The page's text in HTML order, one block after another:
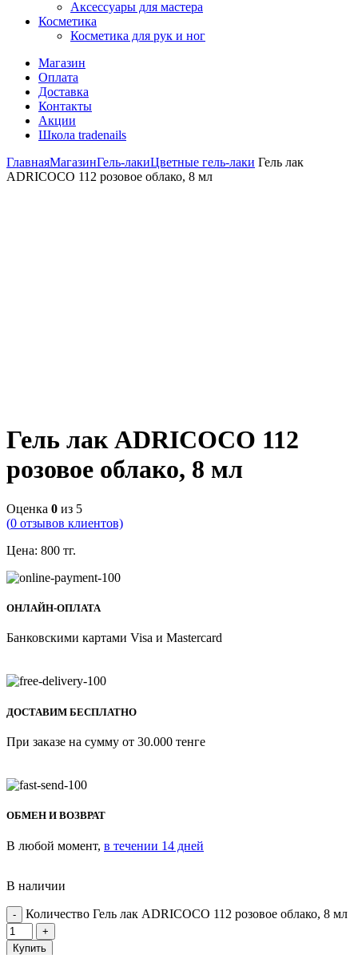
Аксессуары для мастера
Косметика
Косметика для рук и ног
Магазин
Оплата
Доставка
Контакты
Акции
Школа tradenails
ГлавнаяМагазинГель-лакиЦветные гель-лаки Гель лак
ADRICOCO 112 розовое облако, 8 мл
Гель лак ADRICOCO 112
розовое облако, 8 мл
Оценка 0 из 5
(0 отзывов клиентов)
Цена: 800 тг.
ОНЛАЙН-ОПЛАТА
Банковскими картами Visa и Mastercard
ДОСТАВИМ БЕСПЛАТНО
При заказе на сумму от 30.000 тенге
ОБМЕН И ВОЗВРАТ
В любой момент, в течении 14 дней
В наличии
Количество Гель лак ADRICOCO 112 розовое облако, 8 мл
Купить